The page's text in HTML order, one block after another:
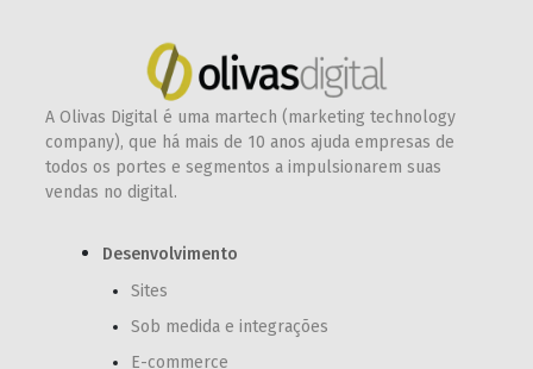
A Olivas Digital é uma martech (marketing technology
company), que há mais de 10 anos ajuda empresas de
todos os portes e segmentos a impulsionarem suas
vendas no digital.
Desenvolvimento
Sites
Sob medida e integrações
E-commerce